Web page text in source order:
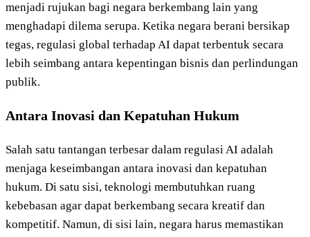
menjadi rujukan bagi negara berkembang lain yang
menghadapi dilema serupa. Ketika negara berani bersikap
tegas, regulasi global terhadap AI dapat terbentuk secara
lebih seimbang antara kepentingan bisnis dan perlindungan
publik.
Antara Inovasi dan Kepatuhan Hukum
Salah satu tantangan terbesar dalam regulasi AI adalah
menjaga keseimbangan antara inovasi dan kepatuhan
hukum. Di satu sisi, teknologi membutuhkan ruang
kebebasan agar dapat berkembang secara kreatif dan
kompetitif. Namun, di sisi lain, negara harus memastikan